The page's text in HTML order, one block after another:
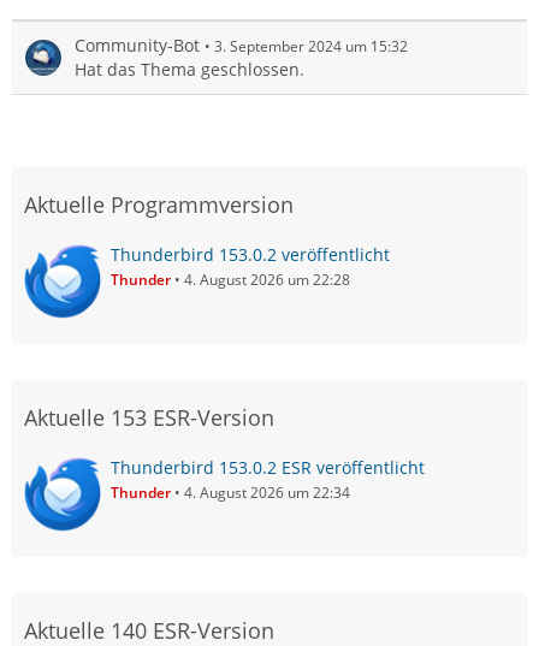
Community-Bot 3. September 2024 um 15:32
Hat das Thema geschlossen.
Aktuelle Programmversion
Thunderbird 153.0.2 veröffentlicht
Thunder 4. August 2026 um 22:28
Aktuelle 153 ESR-Version
Thunderbird 153.0.2 ESR veröffentlicht
Thunder 4. August 2026 um 22:34
Aktuelle 140 ESR-Version